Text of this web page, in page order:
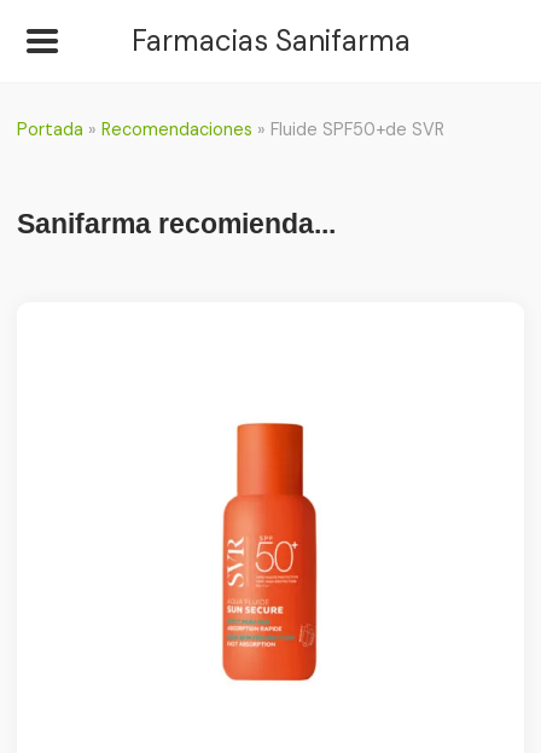
Farmacias Sanifarma
Portada »Recomendaciones » Fluide SPF50+de SVR
Sanifarma recomienda...